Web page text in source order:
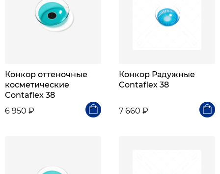
Конкор оттеночные
косметические
Contaflex 38
6 950 ₽
Конкор Радужные
Contaflex 38
7 660 ₽